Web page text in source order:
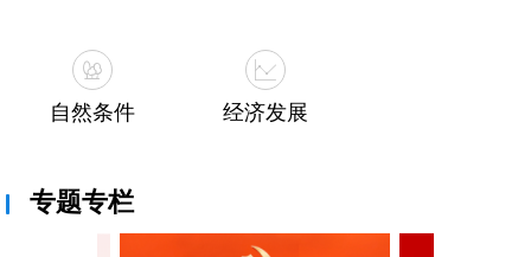
自然条件 经济发展
专题专栏